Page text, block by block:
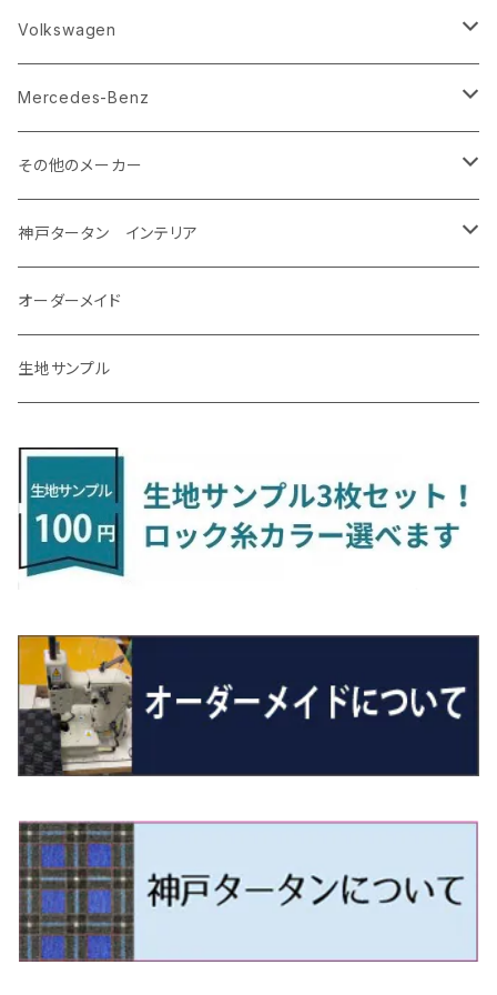
H29/10～ NTP10
ＲＡＶ４
H12/5～H28/8 20/30系
H31/4～R7/12 50系
アイシス
H24/6～H29/12 10系
アクア
H23/12～R3/7 NHP10
R3/7～ MXPK系
アベンシス
H23/9～H30/4 270系
アリオン
H23/10～R3/3 260系
アルファード/ヴェルファイアＨＶ
H27/1～R5/6 30系
R5/6～ 40系
H24/4～29/10 20系
ヴィッツ
H22/12～R2/3 130系
ヴォクシー
H26/1～R4/1 80系
R4/1～ 90系
エスクァイア
H26/10～R3/12 80系
エスティマ
H18/1～H24/5（前期）
H24/5～R1/10（後期）
エスティマ・ハイブリッド
H18/6～H24/5（前期）
H24/5～R1/10（後期）
オーリス
H24/8～H30/3 180系
カムリ
H29/3～
ＬＭ
R5/12〜 4人乗 TAWH15W
R6/5～ 6人乗 TAWH15W
ＬＳ４６０
H18/9～H29/10
ＬＳ６００ｈ
H19/5～H29/10
ＬＳ５００/ＬＳ５００ｈ
H29/10～
ＬＸ
H27/9～R3/10 URJ201W
ＮＸ
R3/11～ 20系
H26/10～
ＲＸ
H27/10～R4/7 20系5人乗
H29/12～R4/7 20系7人乗
R4/11～ 10系
ＵＸ
H30/11～
H17/11～H30/3 Y12
エクストレイル
H25/12～R4/7 T32
R4/7～ T33
エルグランド
H22/8～R8/7 E52
R8/7～ E53
オーラ
R3/8～ E13
ＮＶ３５０キャラバン
H24/6～ E26 3人乗
H24/6～ E26 5・6人乗
キューブ
H14/10～R2/3 Z11・Z12
キックス
R2/6~R8/6 15系(e-POWER)
R8/6～ 16系
H11/6～H16/10 Y34
サクラ
R4/5～ B6AW
シーマ
H13/1～R4/8 F50・Y51
シルビア
H3/1～H11/1 S13・S14
H11/1～H14/11 S15
シルフィ
H24/12～R3/10 TB17
ジューク
H22/6～R2/6 F15
スカイライン
H13/6～H18/11 V35
スカイライン・クロスオーバー
H23/12～R5/4 GJ/GK系
H20/6～H27/3 YA系
エクシーガクロスオーバー７
H27/4～H30/3 YAM
クロストレック
R4/9～ GU系
サンバーバン/ディアス
H11/2～H24/2 TV系
H24/4～R4/1 S3系
サンバートラック
H24/2～H26/9 S200系
H26/9～ S500系
シフォン
H28/12～R1/7 LA600/610
ジャスティ
H23/5～ LA100系
ソルテラ
R4/5~ XEAM10X・YEAM15X
ディアスワゴン
H21/9～R2/4 S300系
トレジア
H22/11～H28/3 120系
フォレスター
H14/2～ SG/SH/SJ/SK系
プレオ
H22/4～H30/3 L275/285
プレオプラス
H24/12～H29/5 LA300/310
レヴォーグ
R1/10～ DM系
ＣＸ－６０
R4/9～ KH系
ＭＡＺＤＡ２
R1/9～ DJ系
ＭＡＺＤＡ３
R1/5～ BP系
ＭＡＺＤＡ６
R1/8～ GJ系
ＭＸ－３０
R2/10～ DREJ3P
アクセラ/アクセラ・スポーツ
H24/11～R1/8 GJ系
キャロル
H27/1～ HB36/37/97S
キャロルエコ
H24/11～H27/1 HB35S
スクラム
H17/9～ DG64/DG17
スクラムトラック
H25/9～ DG16T
デミオ
H19/7～R1/7 DE/DJ系
ビアンテ
H20/7～30/3 CC系
ファミリア バン
H26/11～R4/8 LA700系
キャスト
H27/9～R5/6 LA250/260S
グランマックスカーゴ
R2/9～ S403/413V
グランマックストラック
R2/9～ S403/413P
コペン
H14/6～ L880/LA400K
タフト
R2/6～ LA900/910S
タント
R1/7～ LA650/660
H28/11～ M900系
ハイゼット・キャディー
H28/6～R3/9 LA700V
ハイゼット・カーゴ
H16/12～ S300/S700系
ハイゼット・トラック
H11/1～ S200/S500系
ブーン
H28/4～R5/12 M700系
ミラ
H18/12～ L275/285
ミラ・イース
H23/9～ LA300系
ミラ・ココア
H27/2～R2/11
アルト
H26/12～R3/12 HA36
R3/12～ HA37/97S
アルトラパン/アルトラパンショコラ
H20/11～ HE22/33S
アルトラパンLC
R4/6～ HE33S
イグニス
H28/2～ FF21S
エスクード
H17/5～H27/10 TA/TD系
エブリィ
H13/9～ DA系
クロスビー(XBEE)
H29/12～R7/10 MN71S
ジムニー
H3/6～ JA/JB系
ジムニーノマド
R7/4～ JC74W
ジムニーワイド/ジムニーシエラ
H10/1～H14/1 JB33/43W
H14/1～ JB43/74W
スイフト/スイフトスポーツ
H22/9～ スイフト
H23/12～
スペーシア/スペーシアカスタム/スペーシアギア
H25/3～R5/11
スペーシアベース
H22/2～ GA系
ｅｋスペース
H26/2～ B11A/B30系/BA系
ｅｋスペースカスタム/ｅｋクロススペース
H26/2～ B11A/B30系
ｅｋワゴン
H25/6～ B11W/B30系
ｅｋカスタム/ｅｋクロス
H25/6～H31/3 ｅｋカスタム
H31/3～ ｅｋクロス
ekクロスEV
R4/6～ B5AW
アイミーブ
H24/10～R2/12 GF系
アウトランダーＰＨＥＶ
H25/1～ GG/GN系 5人乗
エクリプスクロス/エクリプスクロスPHEV
H30/3～ GK/GL系
タウンボックス
H26/2～ DS17/64W
ディグニティ
H24/7～H29/1 BHGY51
デリカＤ：２
H23/3～ MB系
デリカＤ：３
H23/10～H31/4 BM20 7人乗
デリカＤ：５
CR-V
H23/12～28/8 RM1/4
H30/8～R4/12 RW1/2・RT5/6 5人乗り
CR-Z
H22/2～29/1 ZF1・ZF2
NBOX/NBOXカスタム
H23/12～H29/9 JF1/2
H29/9～R5/10 JF3/4
NBOXプラス/NBOXプラスカスタム
H24/7～H29/8 JF1/2
NBOXスラッシュ
H26/12～R2/2 JF1/2
NBOXジョイ
H24/11～R2/3 JG1・JG2
R2/11～ JG3・JG4
N-ONE e:
R7/9~ JG5
N-VAN
H30/7～ JJ1・JJ2
N-VAN e:
R6/10~ JJ3
N‐WGN/N‐WGNカスタム
H25/11～ JH1・JH2・JH3・JH4
S660
H27/4～R3/12 JW5
WR-V
R6/3～ DG5
ZR-V
Volkswagen
アップ
H24/10～R3/3 AA系
アルテオン
H29/10～ ３HD系
ゴルフ
H25/4～R3/4 AU系
R3/6～ CDD系
H16/4～28/1 １T系 トゥラン
シャラン
H23/2～ 7N系
Tクロス
R2/7～ A1D系
ティグアン
H20/9～H29/1 5NC系
トゥアレグ
H15/9～H30/4 7L/7P系
パサート
H23/5～H27/7 3CCAX
H27/7～ 3CC/3CD系
ザ・ビートル
H24/4～R3/4 16C系
ポロ
H21/10～H30/3 6RC系
H30/3～ AW系
Mercedes-Benz
Ａクラス
H24/11～30/10
H30/10～
Ｂクラス
H24/4～R1/6
Ｃクラス
H26/7～R4/2
ＣＬＡクラス
H27/6～R1/8
ＣＬＳクラス
H30/6～
Ｅクラス
H28/7～
ＧＬＡクラス
H26/5～R2/6
ＧＬＥクラス
R1/6～
Ｓクラス
H25/10～R3/10
Ｖクラス
H27/4～
その他のメーカー
MINI
MINIクロスオーバー
神戸タータン インテリア
ラグマット
ラグマットセカンド（L）
ラグマットミニ（S）
オーダーメイド
生地サンプル